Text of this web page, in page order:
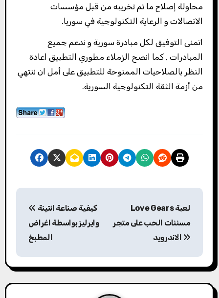
محاولة إصلاح ما تم تخريبه من قبل مؤسسات
الاتصالات و الرعاية التكنولوجية في سوريا.
اتمنى التوفيق لكل مبادرة سورية و ندعم جميع
المبادرات , كما انصح الزملاء مطوري التطبيق اعادة
النظر بالصلاحيات الممنوحة للتطبيق على أمل ان ننتهي
من أزمة الثقة التكنولوجية السورية.
P
t
n
وايرليز بواسطة اغراض
المطبخ
Love Gears لعبة
مسننات الحب على متجر